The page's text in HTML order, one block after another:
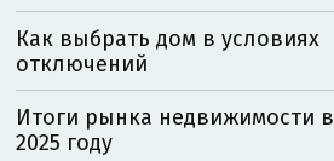
Как выбрать дом в условиях
отключений
Итоги рынка недвижимости в
2025 году